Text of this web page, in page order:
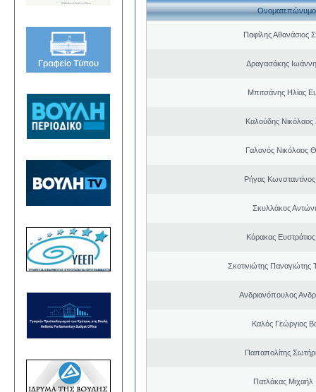
Ονοματεπώνυμο
Παφίλης Αθανάσιος
Δραγασάκης
Μπιτσάνης Ηλίας
Καλούδης Νικόλαος
Γαλανός Νικόλαος
Ρήγας
Σκυλλάκος
Κόρακας
Σκοτινιώτης Παναγιώτης
Ανδριανόπουλος
Καλός Γεώργιος
Παπαπολίτης
Πατλάκας Μιχαήλ